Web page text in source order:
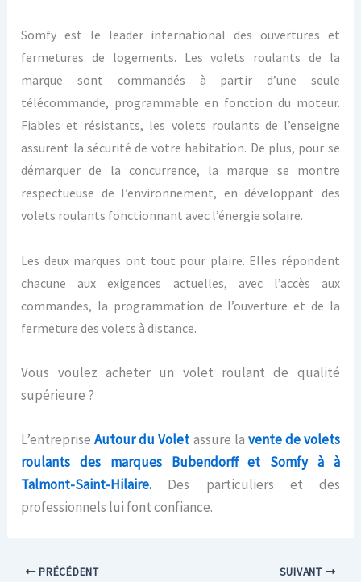
Somfy est le leader international des ouvertures et
fermetures de logements. Les volets roulants de la
marque sont commandés à partir d’une seule
télécommande, programmable en fonction du moteur.
Fiables et résistants, les volets roulants de l’enseigne
assurent la sécurité de votre habitation. De plus, pour se
démarquer de la concurrence, la marque se montre
respectueuse de l’environnement, en développant des
volets roulants fonctionnant avec l’énergie solaire.
Les deux marques ont tout pour plaire. Elles répondent
chacune aux exigences actuelles, avec l’accès aux
commandes, la programmation de l’ouverture et de la
fermeture des volets à distance.
Vous voulez acheter un volet roulant de qualité
supérieure ?
L’entrepriseAutour du Volet assure la vente de volets
roulants des marques Bubendorff et Somfyà à
Talmont-Saint-Hilaire. Des particuliers et des
professionnels lui font confiance.
PRÉCÉDENT SUIVANT